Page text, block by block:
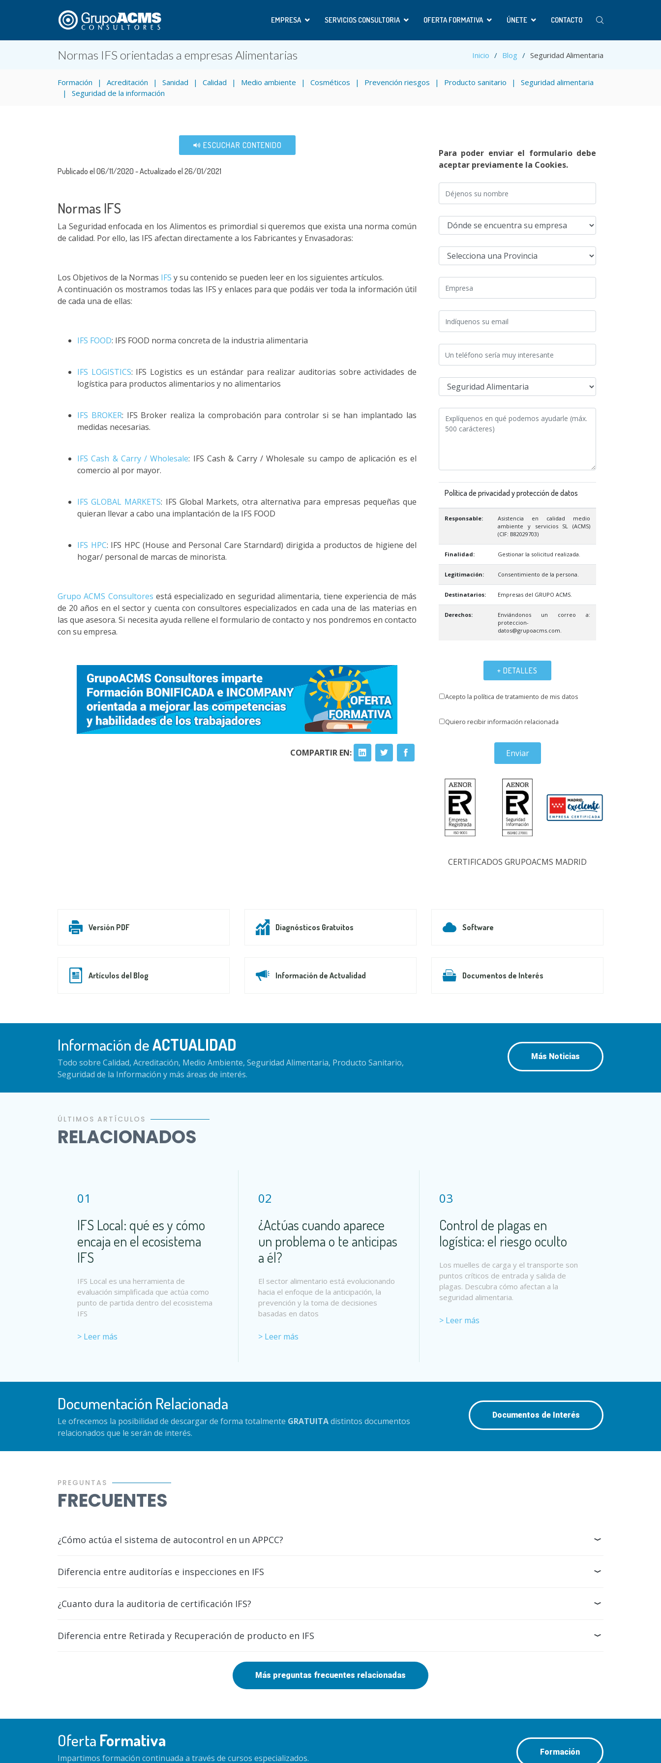
EMPRESA SERVICIOS CONSULTORIA OFERTA FORMATIVA ÚNETE CONTACTO
Normas IFS orientadas a empresas Alimentarias Inicio Blog Seguridad Alimentaria
Formación Acreditación Sanidad Calidad Medio ambiente Cosméticos Prevención riesgos Producto sanitario
Seguridad alimentaria
Seguridad de la información
ESCUCHAR CONTENIDO
Publicado el 06/11/2020 - Actualizado el 26/01/2021
Normas IFS
La Seguridad enfocada en los Alimentos es primordial si queremos que exista una norma común
de calidad. Por ello, las IFS afectan directamente a los Fabricantes y Envasadoras:
Los Objetivos de la Normas IFS y su contenido se pueden leer en los siguientes artículos.
A continuación os mostramos todas las IFS y enlaces para que podáis ver toda la información útil
de cada una de ellas:
IFS FOOD: IFS FOOD norma concreta de la industria alimentaria
IFS LOGISTICS: IFS Logistics es un estándar para realizar auditorias sobre actividades de
logística para productos alimentarios y no alimentarios
IFS BROKER: IFS Broker realiza la comprobación para controlar si se han implantado las
medidas necesarias.
IFS Cash & Carry / Wholesale: IFS Cash & Carry / Wholesale su campo de aplicación es el
comercio al por mayor.
IFS GLOBAL MARKETS: IFS Global Markets, otra alternativa para empresas pequeñas que
quieran llevar a cabo una implantación de la IFS FOOD
IFS HPC: IFS HPC (House and Personal Care Starndard) dirigida a productos de higiene del
hogar/ personal de marcas de minorista.
Grupo ACMS Consultores está especializado en seguridad alimentaria, tiene experiencia de más
de 20 años en el sector y cuenta con consultores especializados en cada una de las materias en
las que asesora. Si necesita ayuda rellene el formulario de contacto y nos pondremos en contacto
con su empresa.
COMPARTIR EN:
Para poder enviar el formulario debe
aceptar previamente la Cookies.
Política de privacidad y protección de datos
Responsable:
Asistencia en calidad medio
ambiente y servicios SL (ACMS)
(CIF: B82029703)
Finalidad: Gestionar la solicitud realizada.
Legitimación: Consentimiento de la persona.
Destinatarios: Empresas del GRUPO ACMS.
Derechos:
Enviándonos un correo a:
proteccion-
datos@grupoacms.com.
+ DETALLES
Acepto la política de tratamiento de mis datos
Quiero recibir información relacionada
Enviar
CERTIFICADOS GRUPOACMS MADRID
Versión PDF Diagnósticos Gratuitos Software
Artículos del Blog Información de Actualidad Documentos de Interés
Información deACTUALIDAD
Todo sobre Calidad, Acreditación, Medio Ambiente, Seguridad Alimentaria, Producto Sanitario,
Seguridad de la Información y más áreas de interés.
Más Noticias
ÚLTIMOS ARTÍCULOS
RELACIONADOS
01
IFS Local: qué es y cómo
encaja en el ecosistema
IFS
IFS Local es una herramienta de
evaluación simplificada que actúa como
punto de partida dentro del ecosistema
IFS
> Leer más
02
¿Actúas cuando aparece
un problema o te anticipas
a él?
El sector alimentario está evolucionando
hacia el enfoque de la anticipación, la
prevención y la toma de decisiones
basadas en datos
> Leer más
03
Control de plagas en
logística: el riesgo oculto
Los muelles de carga y el transporte son
puntos críticos de entrada y salida de
plagas. Descubra cómo afectan a la
seguridad alimentaria.
> Leer más
Documentación Relacionada
Le ofrecemos la posibilidad de descargar de forma totalmente GRATUITAdistintos documentos
relacionados que le serán de interés.
Documentos de Interés
PREGUNTAS
FRECUENTES
¿Cómo actúa el sistema de autocontrol en un APPCC?
Diferencia entre auditorías e inspecciones en IFS
¿Cuanto dura la auditoria de certificación IFS?
Diferencia entre Retirada y Recuperación de producto en IFS
Más preguntas frecuentes relacionadas
Oferta Formativa
Impartimos formación continuada a través de cursos especializados.
Formación